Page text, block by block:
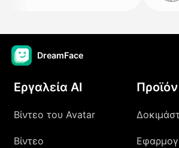
DreamFace
Εργαλεία AI
Βίντεο του Avatar
Βίντεο
Προϊόν